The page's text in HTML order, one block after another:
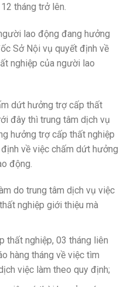
tháng trở lên.
lao động đang hưởng
Sở Nội vụ quyết định về
nghiệp của người lao
dứt hưởng trợ cấp thất
đây thì trung tâm dịch vụ
hưởng trợ cấp thất nghiệp
về việc chấm dứt hưởng
động.
do trung tâm dịch vụ việc
nghiệp giới thiệu mà
thất nghiệp, 03 tháng liên
hàng tháng về việc tìm
việc làm theo quy định;